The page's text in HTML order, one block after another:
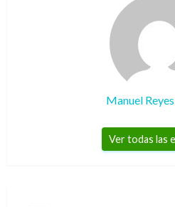
Manuel
Ver todas las